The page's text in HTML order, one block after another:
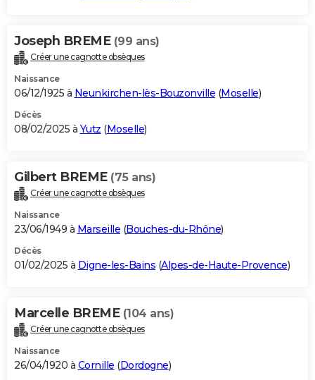
Carte de Noël
Carte Bonne année
Carte Saint-Valentin
Carte Pâques
Carte d'anniversaire
DICTIONNAIRE
Dictionnaire
Biographies
Citations
Expressions
Proverbes
PROGRAMME TV
S'inscrire
Se connecter
Lycées
Collèges
Primaires
Universités
Entreprises
Service militaire
Avis de recherche
AVIS DE DÉCÈS
Bricolage
Lifestyle
Culture
Sport
Auto
Television
Voyage
Cinema
Joseph BREME (99 ans)
Créer une cagnotte obsèques
Naissance
06/12/1925 à Neunkirchen-lès-Bouzonville (Moselle)
Décès
08/02/2025 à Yutz (Moselle)
Gilbert BREME (75 ans)
Créer une cagnotte obsèques
Naissance
23/06/1949 à Marseille (Bouches-du-Rhône)
Décès
01/02/2025 à Digne-les-Bains (Alpes-de-Haute-Provence)
Marcelle BREME (104 ans)
Créer une cagnotte obsèques
Naissance
26/04/1920 à Cornille (Dordogne)